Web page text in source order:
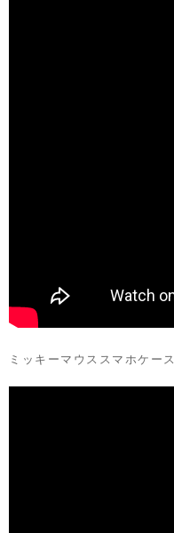
ミッキーマウススマホケース